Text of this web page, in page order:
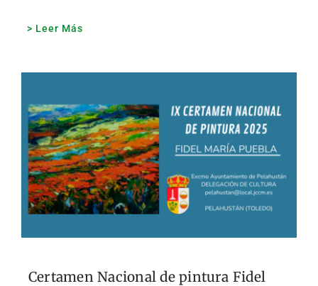
> Leer Más
Certamen Nacional de pintura Fidel